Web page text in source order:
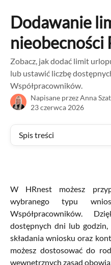
Dodawanie
nieobecności
Zobacz, jak dodać limit
lub ustawić liczbę
Współpracowników.
Napisane przezAnna
23 czerwca 2026
Spis treści
W HRnest możesz
wybranego typu
Współpracowników.
dostępnych dni lub
składania wniosku oraz
możesz dostosować do
wewnętrznych zasad